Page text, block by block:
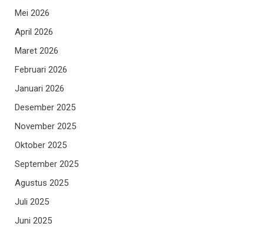
Mei 2026
April 2026
Maret 2026
Februari 2026
Januari 2026
Desember 2025
November 2025
Oktober 2025
September 2025
Agustus 2025
Juli 2025
Juni 2025